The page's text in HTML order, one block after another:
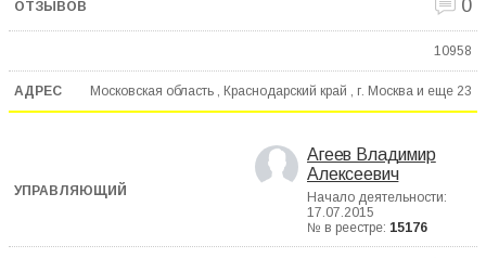
0
10958
Московская область , Краснодарский край , г. Москва и еще 23
Агеев Владимир
Алексеевич
Начало деятельности:
17.07.2015
№ в реестре: 15176